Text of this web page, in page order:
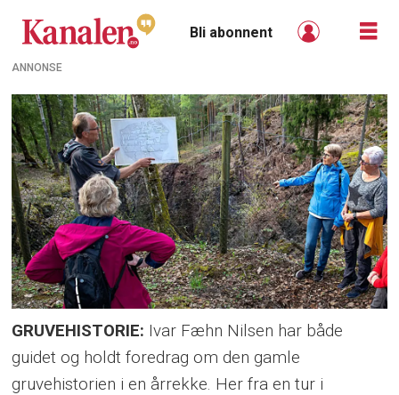
Bli abonnent
ANNONSE
GRUVEHISTORIE: Ivar Fæhn Nilsen har både
guidet og holdt foredrag om den gamle
gruvehistorien i en årrekke. Her fra en tur i